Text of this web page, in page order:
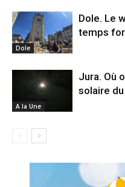
Dole
Dole. Le
temps
A la Une
Jura. Où
solaire